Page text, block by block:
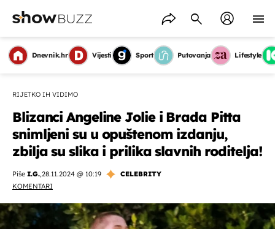
Dnevnik.hr Vijesti Sport Putovanja Lifestyle
RIJETKO IH VIDIMO
Blizanci Angeline Jolie i Brada Pitta
snimljeni su u opuštenom izdanju,
zbilja su slika i prilika slavnih roditelja!
Piše I.G.,28.11.2024 @ 10:19
CELEBRITY
KOMENTARI